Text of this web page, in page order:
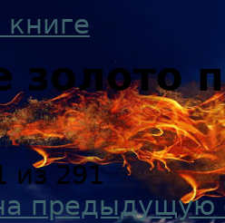
книге
из 291
предыдущую